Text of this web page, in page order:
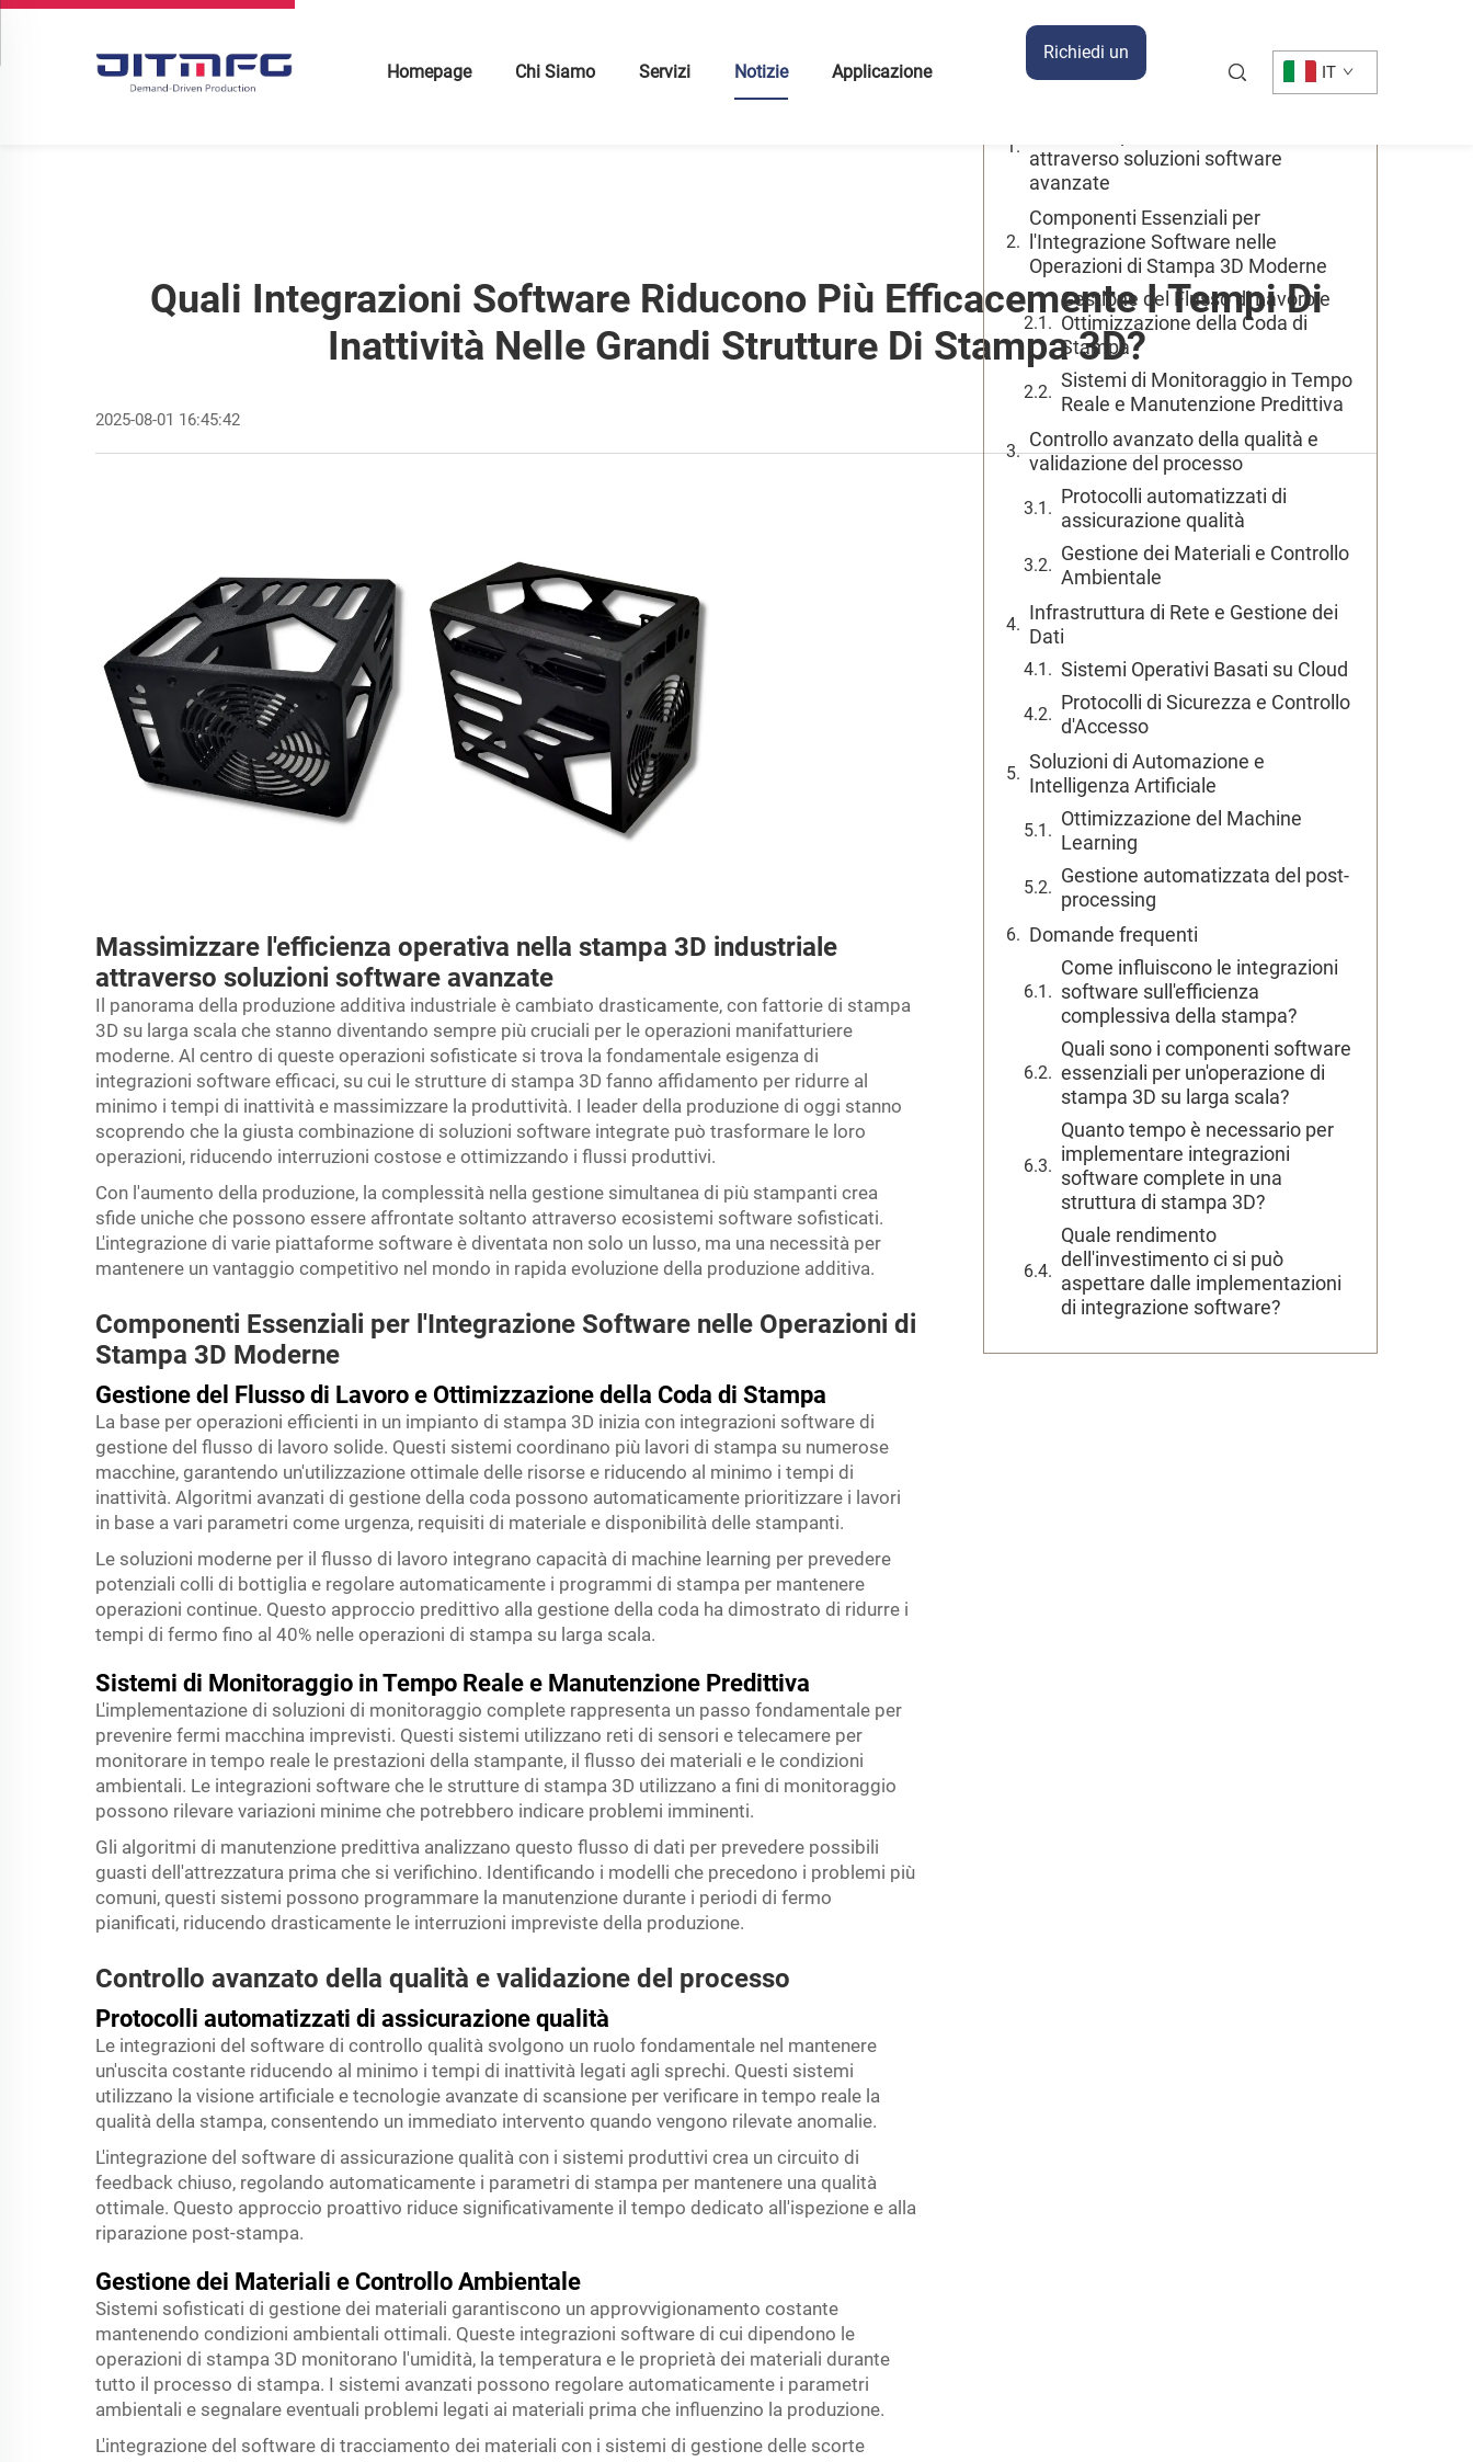
Homepage Chi Siamo Servizi Notizie Applicazione
Richiedi un
IT
Quali Integrazioni Software Riducono Più Efficacemente I Tempi Di
Inattività Nelle Grandi Strutture Di Stampa 3D?
2025-08-01 16:45:42
Massimizzare l'efficienza operativa nella stampa 3D industriale
attraverso soluzioni software avanzate
Il panorama della produzione additiva industriale è cambiato drasticamente, con fattorie di stampa
3D su larga scala che stanno diventando sempre più cruciali per le operazioni manifatturiere
moderne. Al centro di queste operazioni sofisticate si trova la fondamentale esigenza di
integrazioni software efficaci, su cui le strutture di stampa 3D fanno affidamento per ridurre al
minimo i tempi di inattività e massimizzare la produttività. I leader della produzione di oggi stanno
scoprendo che la giusta combinazione di soluzioni software integrate può trasformare le loro
operazioni, riducendo interruzioni costose e ottimizzando i flussi produttivi.
Con l'aumento della produzione, la complessità nella gestione simultanea di più stampanti crea
sfide uniche che possono essere affrontate soltanto attraverso ecosistemi software sofisticati.
L'integrazione di varie piattaforme software è diventata non solo un lusso, ma una necessità per
mantenere un vantaggio competitivo nel mondo in rapida evoluzione della produzione additiva.
Componenti Essenziali per l'Integrazione Software nelle Operazioni di
Stampa 3D Moderne
Gestione del Flusso di Lavoro e Ottimizzazione della Coda di Stampa
La base per operazioni efficienti in un impianto di stampa 3D inizia con integrazioni software di
gestione del flusso di lavoro solide. Questi sistemi coordinano più lavori di stampa su numerose
macchine, garantendo un'utilizzazione ottimale delle risorse e riducendo al minimo i tempi di
inattività. Algoritmi avanzati di gestione della coda possono automaticamente prioritizzare i lavori
in base a vari parametri come urgenza, requisiti di materiale e disponibilità delle stampanti.
Le soluzioni moderne per il flusso di lavoro integrano capacità di machine learning per prevedere
potenziali colli di bottiglia e regolare automaticamente i programmi di stampa per mantenere
operazioni continue. Questo approccio predittivo alla gestione della coda ha dimostrato di ridurre i
tempi di fermo fino al 40% nelle operazioni di stampa su larga scala.
Sistemi di Monitoraggio in Tempo Reale e Manutenzione Predittiva
L'implementazione di soluzioni di monitoraggio complete rappresenta un passo fondamentale per
prevenire fermi macchina imprevisti. Questi sistemi utilizzano reti di sensori e telecamere per
monitorare in tempo reale le prestazioni della stampante, il flusso dei materiali e le condizioni
ambientali. Le integrazioni software che le strutture di stampa 3D utilizzano a fini di monitoraggio
possono rilevare variazioni minime che potrebbero indicare problemi imminenti.
Gli algoritmi di manutenzione predittiva analizzano questo flusso di dati per prevedere possibili
guasti dell'attrezzatura prima che si verifichino. Identificando i modelli che precedono i problemi più
comuni, questi sistemi possono programmare la manutenzione durante i periodi di fermo
pianificati, riducendo drasticamente le interruzioni impreviste della produzione.
Controllo avanzato della qualità e validazione del processo
Protocolli automatizzati di assicurazione qualità
Le integrazioni del software di controllo qualità svolgono un ruolo fondamentale nel mantenere
un'uscita costante riducendo al minimo i tempi di inattività legati agli sprechi. Questi sistemi
utilizzano la visione artificiale e tecnologie avanzate di scansione per verificare in tempo reale la
qualità della stampa, consentendo un immediato intervento quando vengono rilevate anomalie.
L'integrazione del software di assicurazione qualità con i sistemi produttivi crea un circuito di
feedback chiuso, regolando automaticamente i parametri di stampa per mantenere una qualità
ottimale. Questo approccio proattivo riduce significativamente il tempo dedicato all'ispezione e alla
riparazione post-stampa.
Gestione dei Materiali e Controllo Ambientale
Sistemi sofisticati di gestione dei materiali garantiscono un approvvigionamento costante
mantenendo condizioni ambientali ottimali. Queste integrazioni software di cui dipendono le
operazioni di stampa 3D monitorano l'umidità, la temperatura e le proprietà dei materiali durante
tutto il processo di stampa. I sistemi avanzati possono regolare automaticamente i parametri
ambientali e segnalare eventuali problemi legati ai materiali prima che influenzino la produzione.
L'integrazione del software di tracciamento dei materiali con i sistemi di gestione delle scorte
Indice
attraverso soluzioni software
avanzate
Componenti Essenziali per
l'Integrazione Software nelle
Operazioni di Stampa 3D Moderne
Gestione del Flusso di Lavoro e
Ottimizzazione della Coda di
Stampa
Sistemi di Monitoraggio in Tempo
Reale e Manutenzione Predittiva
Controllo avanzato della qualità e
validazione del processo
Protocolli automatizzati di
assicurazione qualità
Gestione dei Materiali e Controllo
Ambientale
Infrastruttura di Rete e Gestione dei
Dati
Sistemi Operativi Basati su Cloud
Protocolli di Sicurezza e Controllo
d'Accesso
Soluzioni di Automazione e
Intelligenza Artificiale
Ottimizzazione del Machine
Learning
Gestione automatizzata del post-
processing
Domande frequenti
Come influiscono le integrazioni
software sull'efficienza
complessiva della stampa?
Quali sono i componenti software
essenziali per un'operazione di
stampa 3D su larga scala?
Quanto tempo è necessario per
implementare integrazioni
software complete in una
struttura di stampa 3D?
Quale rendimento
dell'investimento ci si può
aspettare dalle implementazioni
di integrazione software?